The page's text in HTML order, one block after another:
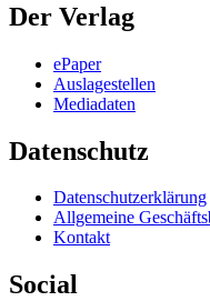
Der Verlag
ePaper
Auslagestellen
Mediadaten
Datenschutz
Datenschutzerklärung
Allgemeine
Kontakt
Social